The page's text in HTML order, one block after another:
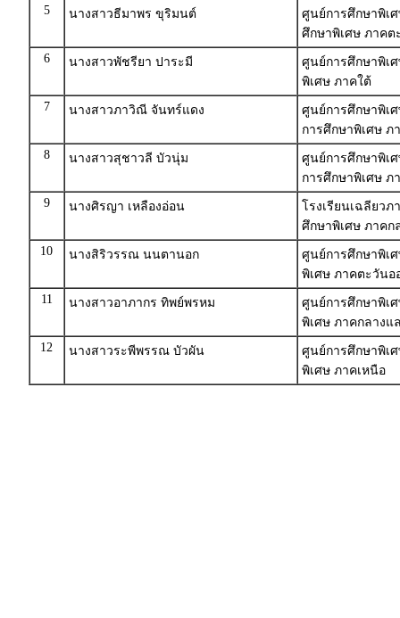
5
นางสาวธีมาพร ขุริมนต์
ศูนย์การศึกษาพิเ
ศึกษาพิเศษ ภาคต
6
นางสาวพัชรียา ปาระมี
ศูนย์การศึกษาพิเ
พิเศษ ภาคใต้
7
นางสาวภาวิณี จันทร์แดง
ศูนย์การศึกษาพิเ
การศึกษาพิเศษ ภ
8
นางสาวสุชาวลี บัวนุ่ม
ศูนย์การศึกษาพิเ
การศึกษาพิเศษ ภ
9
นางศิรญา เหลืองอ่อน
โรงเรียนเฉลียว
ศึกษาพิเศษ ภาคก
10
นางสิริวรรณ นนตานอก
ศูนย์การศึกษาพิเ
พิเศษ ภาคตะวันอ
11
นางสาวอาภากร ทิพย์พรหม
ศูนย์การศึกษาพิเ
พิเศษ ภาคกลางแ
12
นางสาวระพีพรรณ บัวผัน
ศูนย์การศึกษาพิเ
พิเศษ ภาคเหนือ